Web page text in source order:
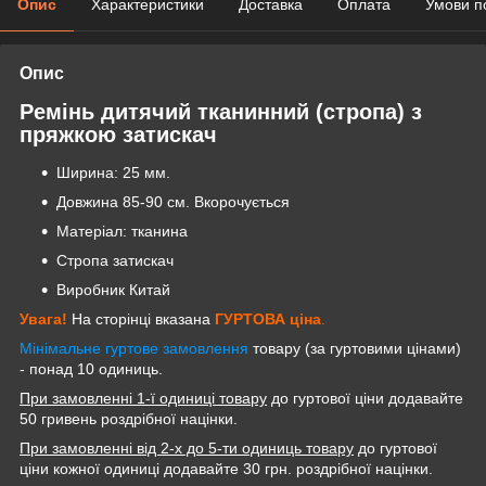
Опис Характеристики Доставка Оплата Умови
Опис
Ремінь дитячий тканинний (стропа) з
пряжкою затискач
Ширина: 25 мм.
Довжина 85-90 см. Вкорочується
Матеріал: тканина
Стропа затискач
Виробник Китай
Увага! На сторінці вказана ГУРТОВА ціна.
Мінімальне гуртове замовлення товару (за гуртовими цінами)
- понад 10 одиниць.
При замовленні 1-ї одиниці товару до гуртової ціни додавайте
50 гривень роздрібної націнки.
При замовленні від 2-х до 5-ти одиниць товару до гуртової
ціни кожної одиниці додавайте 30 грн. роздрібної націнки.